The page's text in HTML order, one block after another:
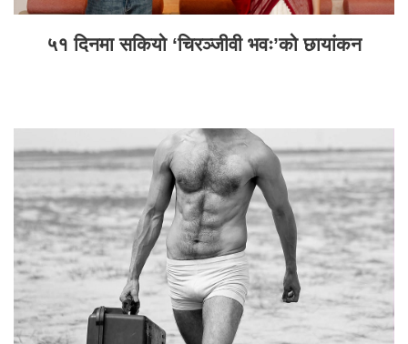
५१ दिनमा सकियो ‘चिरञ्जीवी भवः’को छायांकन